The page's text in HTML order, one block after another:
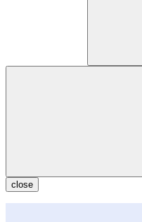
close